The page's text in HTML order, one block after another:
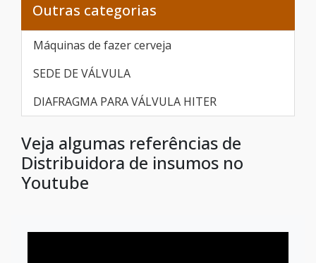
Outras categorias
Máquinas de fazer cerveja
SEDE DE VÁLVULA
DIAFRAGMA PARA VÁLVULA HITER
Veja algumas referências de
Distribuidora de insumos no
Youtube